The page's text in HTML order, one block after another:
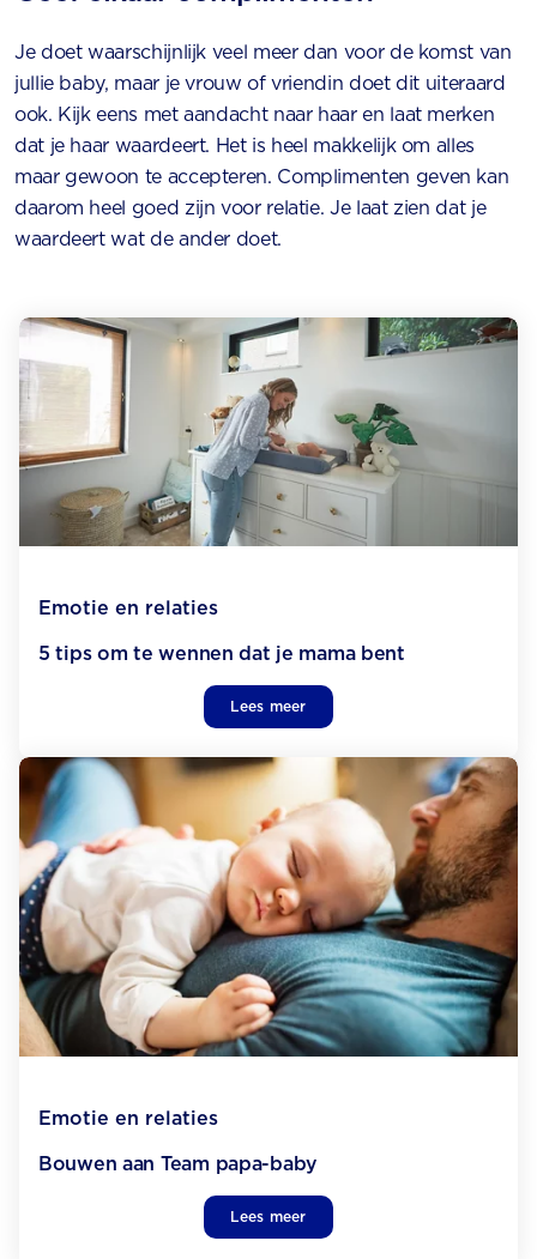
Je doet waarschijnlijk veel meer dan voor de komst van
jullie baby, maar je vrouw of vriendin doet dit uiteraard
ook. Kijk eens met aandacht naar haar en laat merken
dat je haar waardeert. Het is heel makkelijk om alles
maar gewoon te accepteren. Complimenten geven kan
daarom heel goed zijn voor relatie. Je laat zien dat je
waardeert wat de ander doet.
Emotie en relaties
5 tips om te wennen dat je mama bent
Lees meer
Emotie en relaties
Bouwen aan Team papa-baby
Lees meer